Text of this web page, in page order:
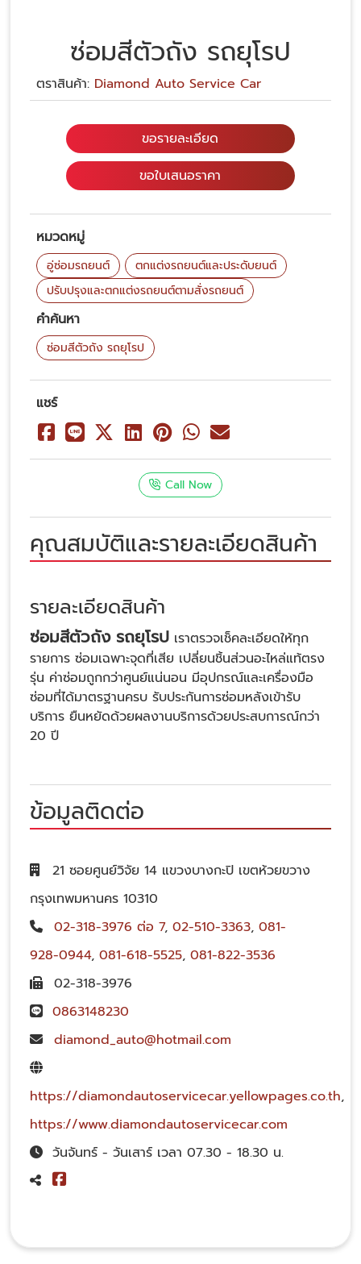
ซ่อมสีตัวถัง รถยุโรป
ตราสินค้า: Diamond Auto Service Car
ขอรายละเอียด
ขอใบเสนอราคา
หมวดหมู่
อู่ซ่อมรถยนต์
ตกแต่งรถยนต์และประดับยนต์
ปรับปรุงและตกแต่งรถยนต์ตามสั่งรถยนต์
คำค้นหา
ซ่อมสีตัวถัง รถยุโรป
แชร์
Call Now
คุณสมบัติและรายละเอียดสินค้า
รายละเอียดสินค้า
ซ่อมสีตัวถัง รถยุโรป เราตรวจเช็คละเอียดให้ทุก
รายการ ซ่อมเฉพาะจุดที่เสีย เปลี่ยนชิ้นส่วนอะไหล่แท้ตรง
รุ่น ค่าซ่อมถูกกว่าศูนย์แน่นอน มีอุปกรณ์และเครื่องมือ
ซ่อมที่ได้มาตรฐานครบ รับประกันการซ่อมหลังเข้ารับ
บริการ ยืนหยัดด้วยผลงานบริการด้วยประสบการณ์กว่า
20 ปี
ข้อมูลติดต่อ
21 ซอยศูนย์วิจัย 14 แขวงบางกะปิ เขตห้วยขวาง
กรุงเทพมหานคร 10310
02-318-3976 ต่อ 7, 02-510-3363, 081-
928-0944, 081-618-5525, 081-822-3536
02-318-3976
0863148230
diamond_auto@hotmail.com
https://diamondautoservicecar.yellowpages.co.th,
https://www.diamondautoservicecar.com
วันจันทร์ - วันเสาร์ เวลา 07.30 - 18.30 น.